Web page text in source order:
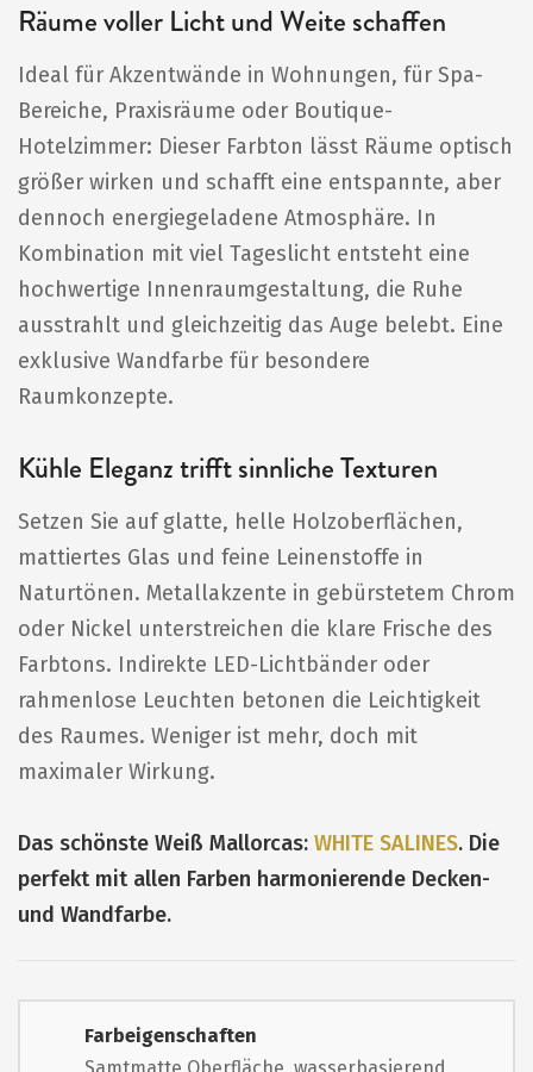
Räume voller Licht und Weite schaffen
Ideal für Akzentwände in Wohnungen, für Spa-
Bereiche, Praxisräume oder Boutique-
Hotelzimmer: Dieser Farbton lässt Räume optisch
größer wirken und schafft eine entspannte, aber
dennoch energiegeladene Atmosphäre. In
Kombination mit viel Tageslicht entsteht eine
hochwertige Innenraumgestaltung, die Ruhe
ausstrahlt und gleichzeitig das Auge belebt. Eine
exklusive Wandfarbe für besondere
Raumkonzepte.
Kühle Eleganz trifft sinnliche Texturen
Setzen Sie auf glatte, helle Holzoberflächen,
mattiertes Glas und feine Leinenstoffe in
Naturtönen. Metallakzente in gebürstetem Chrom
oder Nickel unterstreichen die klare Frische des
Farbtons. Indirekte LED-Lichtbänder oder
rahmenlose Leuchten betonen die Leichtigkeit
des Raumes. Weniger ist mehr, doch mit
maximaler Wirkung.
Das schönste Weiß Mallorcas: WHITE SALINES. Die
perfekt mit allen Farben harmonierende Decken-
und Wandfarbe.
Farbeigenschaften